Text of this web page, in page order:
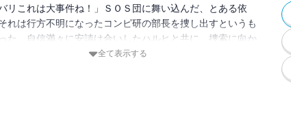
バリこれは大事件ね！」ＳＯＳ団に舞い込んだ、とある依
れは行方不明になったコンピ研の部長を捜し出すというも
た。自信満々に安請け合いしたハルヒと共に、捜索に向か
ＯＳ団の面々。だが、解決の糸口は思わぬところにあるもん
全て表示する